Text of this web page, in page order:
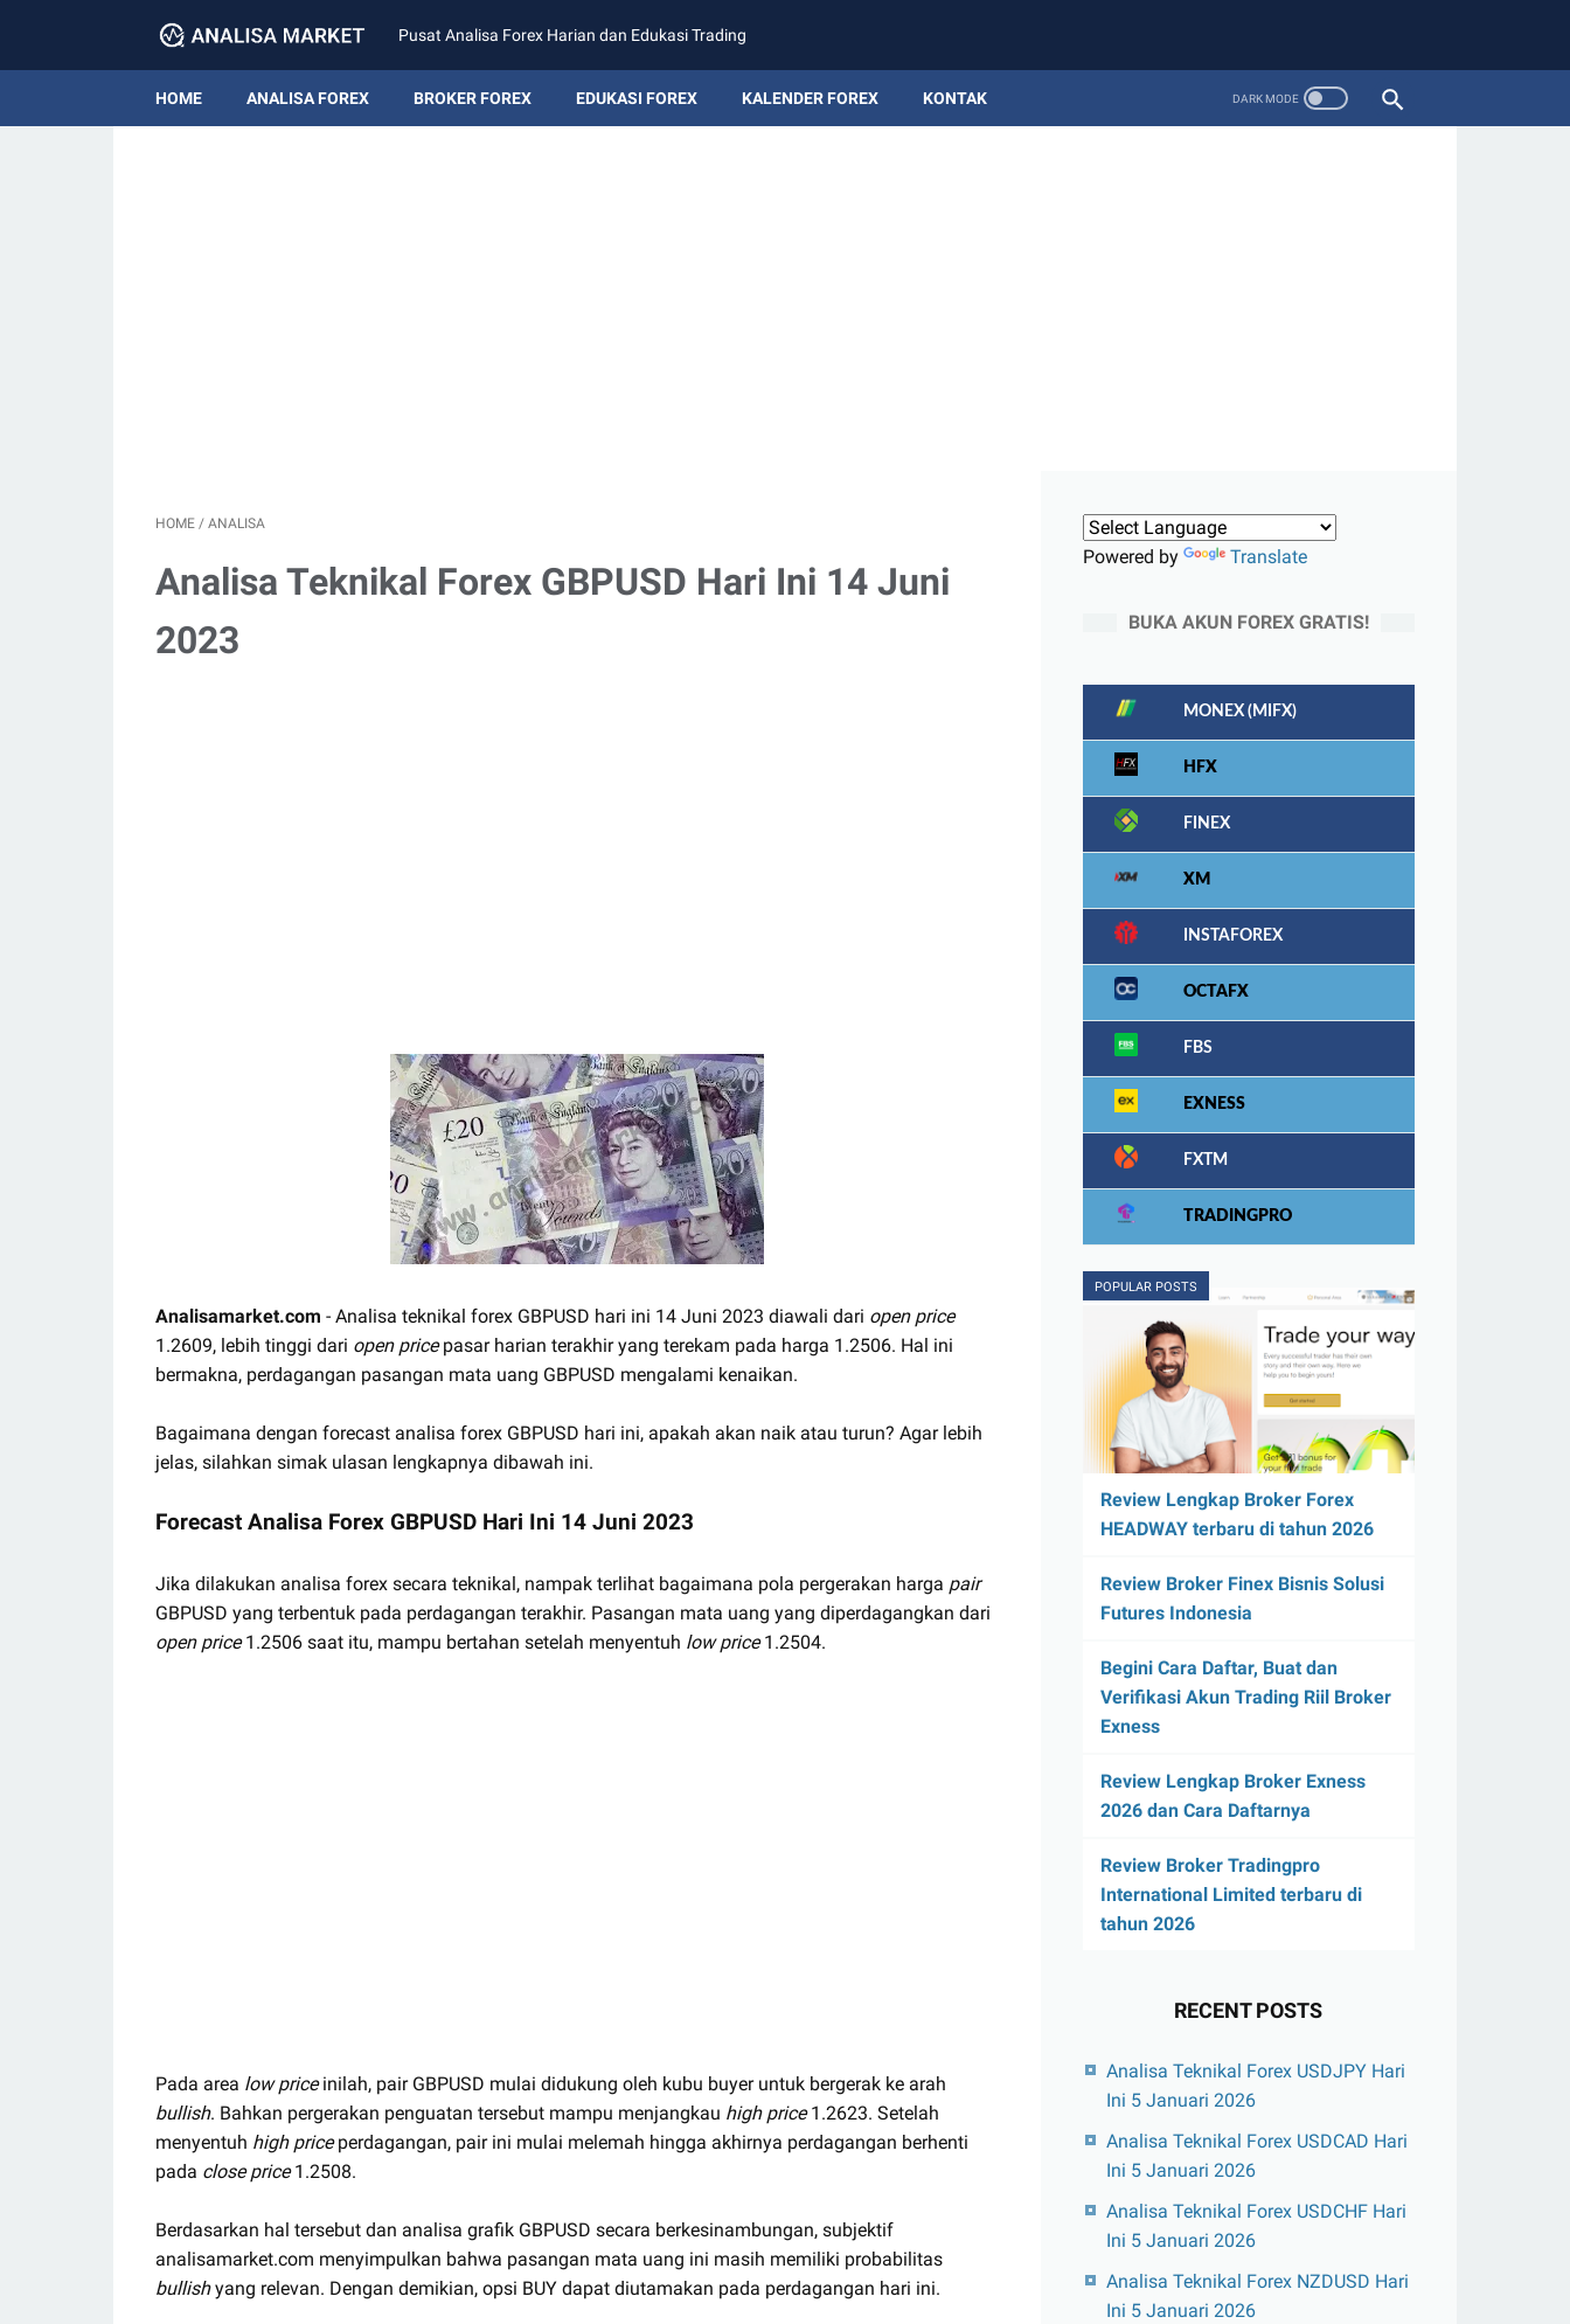
Pusat Analisa Forex Harian dan Edukasi Trading
HOME ANALISA FOREX BROKER FOREX EDUKASI FOREX KALENDER FOREX KONTAK
HOME / ANALISA
Analisa Teknikal Forex GBPUSD Hari Ini 14 Juni
2023
Analisamarket.com - Analisa teknikal forex GBPUSD hari ini 14 Juni 2023 diawali dari open price
1.2609, lebih tinggi dari open pricepasar harian terakhir yang terekam pada harga 1.2506. Hal ini
bermakna, perdagangan pasangan mata uang GBPUSD mengalami kenaikan.
Bagaimana dengan forecast analisa forex GBPUSD hari ini, apakah akan naik atau turun? Agar lebih
jelas, silahkan simak ulasan lengkapnya dibawah ini.
Forecast Analisa Forex GBPUSD Hari Ini 14 Juni 2023
Jika dilakukan analisa forex secara teknikal, nampak terlihat bagaimana pola pergerakan harga pair
GBPUSD yang terbentuk pada perdagangan terakhir. Pasangan mata uang yang diperdagangkan dari
open price1.2506 saat itu, mampu bertahan setelah menyentuh low price1.2504.
Pada area low priceinilah, pair GBPUSD mulai didukung oleh kubu buyer untuk bergerak ke arah
bullish. Bahkan pergerakan penguatan tersebut mampu menjangkau high price1.2623. Setelah
menyentuh high priceperdagangan, pair ini mulai melemah hingga akhirnya perdagangan berhenti
pada close price1.2508.
Berdasarkan hal tersebut dan analisa grafik GBPUSD secara berkesinambungan, subjektif
analisamarket.com menyimpulkan bahwa pasangan mata uang ini masih memiliki probabilitas
bullishyang relevan. Dengan demikian, opsi BUY dapat diutamakan pada perdagangan hari ini.
Powered by Translate
BUKA AKUN FOREX GRATIS!
MONEX (MIFX)
HFX
FINEX
XM
INSTAFOREX
OCTAFX
FBS
EXNESS
FXTM
TRADINGPRO
POPULAR POSTS
Review Lengkap Broker Forex
HEADWAY terbaru di tahun 2026
Review Broker Finex Bisnis Solusi
Futures Indonesia
Begini Cara Daftar, Buat dan
Verifikasi Akun Trading Riil Broker
Exness
Review Lengkap Broker Exness
2026 dan Cara Daftarnya
Review Broker Tradingpro
International Limited terbaru di
tahun 2026
RECENT POSTS
Analisa Teknikal Forex USDJPY Hari
Ini 5 Januari 2026
Analisa Teknikal Forex USDCAD Hari
Ini 5 Januari 2026
Analisa Teknikal Forex USDCHF Hari
Ini 5 Januari 2026
Analisa Teknikal Forex NZDUSD Hari
Ini 5 Januari 2026